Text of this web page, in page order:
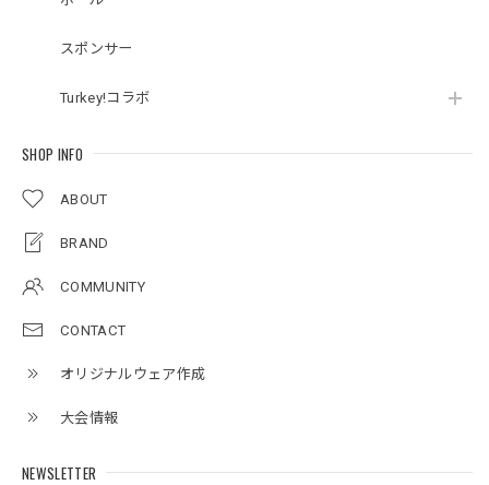
スポンサー
Turkey!コラボ
SHOP INFO
ABOUT
BRAND
COMMUNITY
CONTACT
オリジナルウェア作成
大会情報
NEWSLETTER